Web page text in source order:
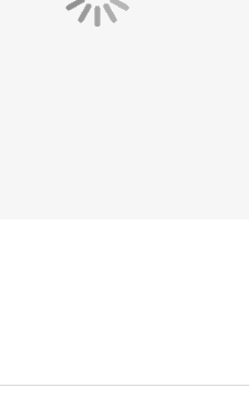
grip op het veld,